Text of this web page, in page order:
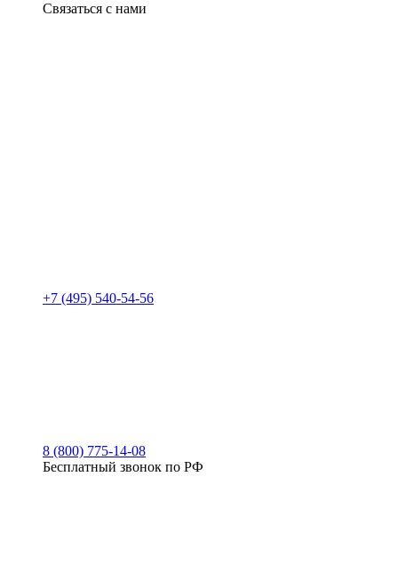
Связаться с нами
+7 (495) 540-54-56
8 (800) 775-14-08
Бесплатный звонок по РФ